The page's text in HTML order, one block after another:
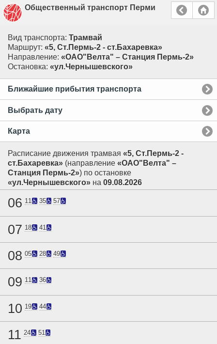
Общественный транспорт Перми
Вид транспорта: Трамвай
Маршрут: «5, Ст.Пермь-2 - ст.Бахаревка»
Направление: «ОАО"Велта" – Станция Пермь-2»
Остановка: «ул.Чернышевского»
Ближайшие прибытия транспорта
Выбрать дату
Карта
Расписание движения трамвая «5, Ст.Пермь-2 -
ст.Бахаревка» (направление «ОАО"Велта" –
Станция Пермь-2») по остановке
«ул.Чернышевского» на 09.08.2026
06 11 35 57
07 18 41
08 05 28 49
09 11 36
10 19 44
11 24 51